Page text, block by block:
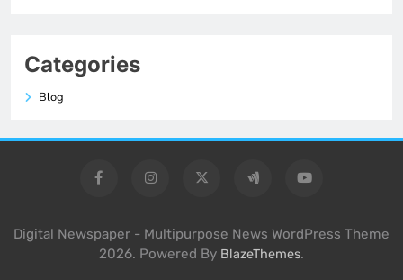
Categories
Blog
Digital Newspaper - Multipurpose News WordPress Theme
2026. Powered By BlazeThemes.